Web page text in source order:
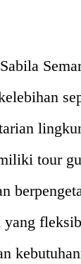
tour
yang